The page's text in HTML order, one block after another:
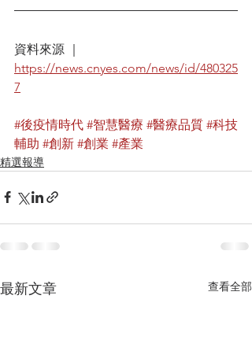
資料來源 ｜
https://news.cnyes.com/news/id/480325
7
#後疫情時代 #智慧醫療 #醫療品質 #科技
輔助 #創新 #創業 #產業
精選報導
最新文章 查看全部